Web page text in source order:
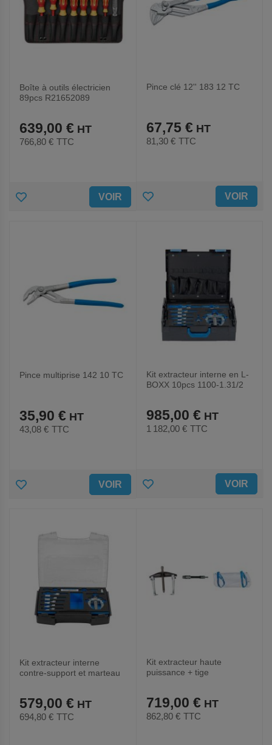
Boîte à outils électricien
89pcs R21652089
639,00 €
766,80 € TTC
AJOUTER VOIR
Pince clé 12'' 183 12 TC
67,75 €
81,30 € TTC
AJOUTER VOIR
Pince multiprise 142 10 TC
35,90 €
43,08 € TTC
AJOUTER VOIR
Kit extracteur interne en L-
BOXX 10pcs 1100-1.31/2
985,00 €
1 182,00 € TTC
AJOUTER VOIR
Kit extracteur interne
contre-support et marteau
579,00 €
694,80 € TTC
Kit extracteur haute
puissance + tige
719,00 €
862,80 € TTC